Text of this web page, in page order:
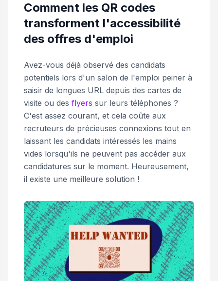
Comment les QR codes
transforment l'accessibilité
des offres d'emploi
Avez-vous déjà observé des candidats
potentiels lors d'un salon de l'emploi peiner à
saisir de longues URL depuis des cartes de
visite ou des flyers sur leurs téléphones ?
C'est assez courant, et cela coûte aux
recruteurs de précieuses connexions tout en
laissant les candidats intéressés les mains
vides lorsqu'ils ne peuvent pas accéder aux
candidatures sur le moment. Heureusement,
il existe une meilleure solution !